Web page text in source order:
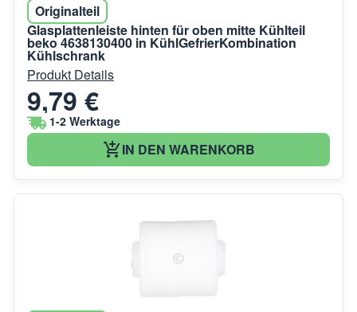
Originalteil
Glasplattenleiste hinten für oben mitte Kühlteil
beko 4638130400 in KühlGefrierKombination
Kühlschrank
Produkt Details
9,79 €
1-2 Werktage
IN DEN WARENKORB